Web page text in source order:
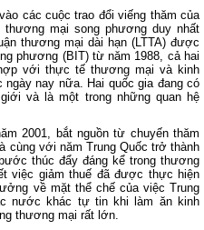
các cuộc trao đổi viếng thăm của
mại song phương duy nhất
thương mại dài hạn (LTTA) được
phương (BIT) từ năm 1988, cả hai
với thực tế thương mại và kinh
nay nữa. Hai quốc gia đang có
và là một trong những quan hệ
2001, bắt nguồn từ chuyến thăm
cùng với năm Trung Quốc trở thành
thúc đẩy đáng kể trong thương
việc giảm thuế đã được thực hiện
về mặt thể chế của việc Trung
nước khác tự tin khi làm ăn kinh
thương mại rất lớn.